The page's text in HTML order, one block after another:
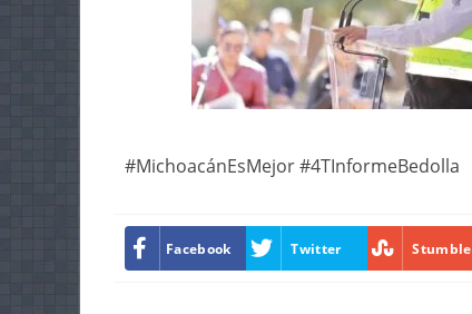
#MichoacánEsMejor #4TInformeBedolla
Facebook Twitter Stumble